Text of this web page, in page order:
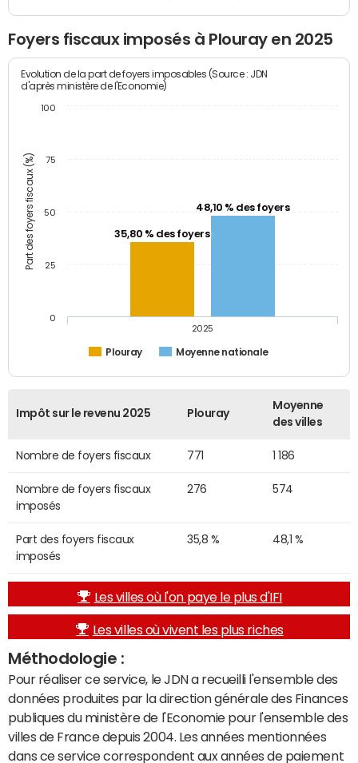
Foyers fiscaux imposés à Plouray en 2025
Part des foyers fiscaux (%)
Evolution de la part de foyers imposables (Source : JDN
d'après ministère de l'Economie)
35,80 % des foyers
48,10 % des foyers
Plouray Moyenne nationale
2025
0
25
50
75
100
Impôt sur le revenu 2025 Plouray
Moyenne
des villes
Nombre de foyers fiscaux 771 1 186
Nombre de foyers fiscaux
imposés
276 574
Part des foyers fiscaux
imposés
35,8 % 48,1 %
Les villes où l'on paye le plus d'IFI
Les villes où vivent les plus riches
Méthodologie :
Pour réaliser ce service, le JDN a recueilli l'ensemble des
données produites par la direction générale des Finances
publiques du ministère de l'Economie pour l'ensemble des
villes de France depuis 2004. Les années mentionnées
dans ce service correspondent aux années de paiement